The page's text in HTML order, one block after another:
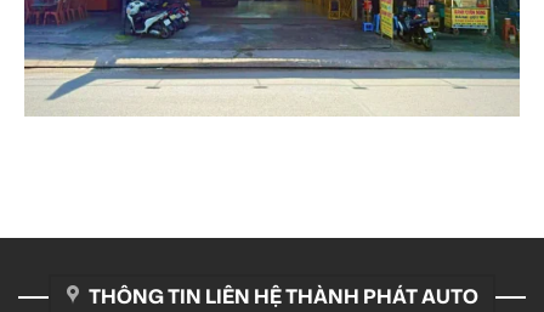
THÔNG TIN LIÊN HỆ THÀNH PHÁT AUTO